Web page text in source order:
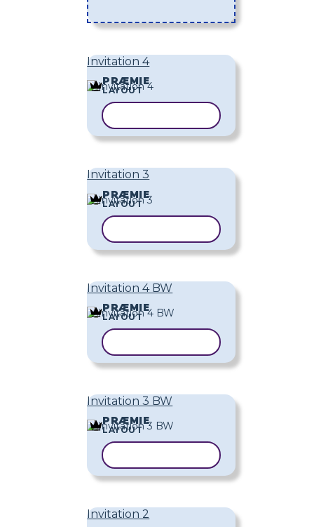
Invitation 4
PRÆMIE
LAYOUT
Invitation 3
PRÆMIE
LAYOUT
Invitation 4 BW
PRÆMIE
LAYOUT
Invitation 3 BW
PRÆMIE
LAYOUT
Invitation 2